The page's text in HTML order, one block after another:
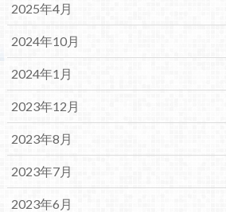
2025年4月
2024年10月
2024年1月
2023年12月
2023年8月
2023年7月
2023年6月